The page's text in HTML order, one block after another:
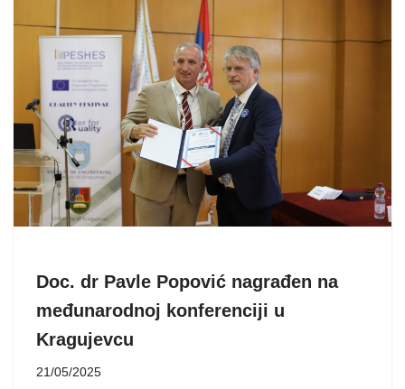
Doc. dr Pavle Popović nagrađen na
međunarodnoj konferenciji u
Kragujevcu
21/05/2025